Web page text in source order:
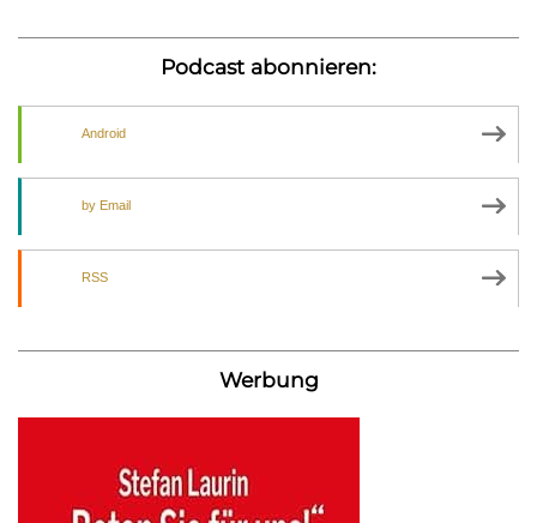
Podcast abonnieren:
Android
by Email
RSS
Werbung